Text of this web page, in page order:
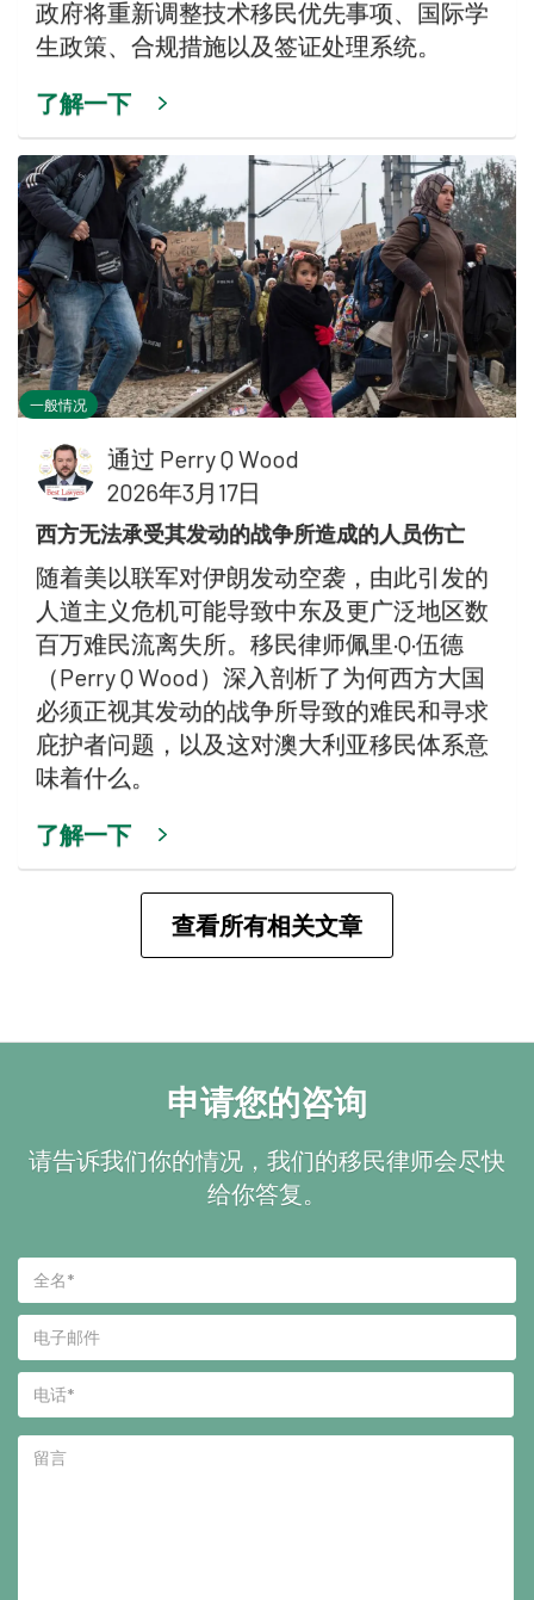
政府将重新调整技术移民优先事项、国际学
生政策、合规措施以及签证处理系统。
了解一下
一般情况
通过 Perry Q Wood
2026年3月17日
西方无法承受其发动的战争所造成的人员伤亡
随着美以联军对伊朗发动空袭，由此引发的
人道主义危机可能导致中东及更广泛地区数
百万难民流离失所。移民律师佩里·Q·伍德
（Perry Q Wood）深入剖析了为何西方大国
必须正视其发动的战争所导致的难民和寻求
庇护者问题，以及这对澳大利亚移民体系意
味着什么。
了解一下
查看所有相关文章
申请您的咨询
请告诉我们你的情况，我们的移民律师会尽快
给你答复。